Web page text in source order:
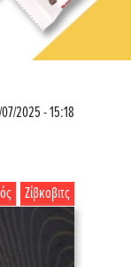
07/2025 - 15:18
Ζίβκοβιτς